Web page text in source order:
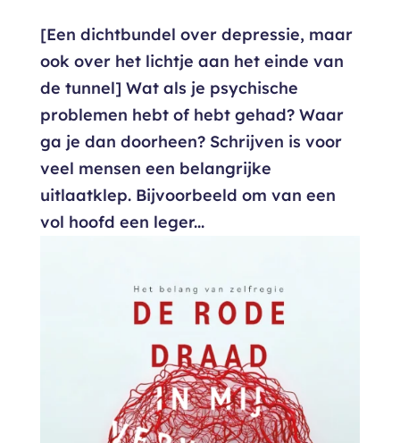
[Een dichtbundel over depressie, maar
ook over het lichtje aan het einde van
de tunnel] Wat als je psychische
problemen hebt of hebt gehad? Waar
ga je dan doorheen? Schrijven is voor
veel mensen een belangrijke
uitlaatklep. Bijvoorbeeld om van een
vol hoofd een leger...